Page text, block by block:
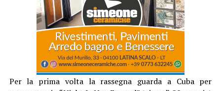
Per la prima volta la rassegna guarda a Cuba per